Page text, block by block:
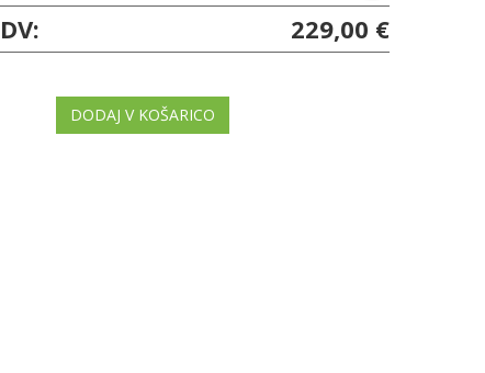
229,00 €
DODAJ V KOŠARICO